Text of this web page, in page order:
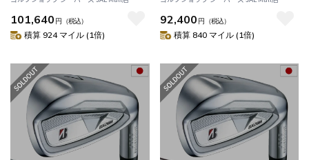
Diamana iB65 カーボンシャフ
ト 日本正規品 2025年モデル
101,640 円 （税込）
積算 924 マイル (1倍)
BS50i II カーボンシャフト 日本
正規品 2025年モデル ゴルフク
ラブ
92,400 円 （税込）
積算 840 マイル (1倍)